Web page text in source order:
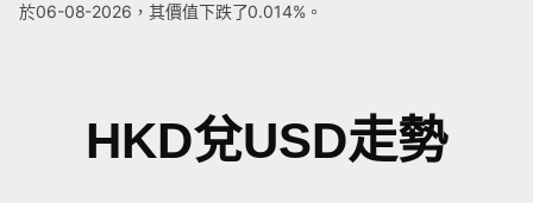
於06-08-2026，其價值下跌了0.014%。
HKD兌USD走勢